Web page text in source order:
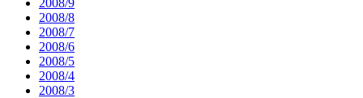
2008/8
2008/7
2008/6
2008/5
2008/4
2008/3